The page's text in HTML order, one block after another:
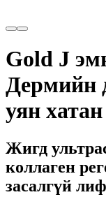
Gold J
Дермийн
уян
Жигд
коллаген
засалгүй